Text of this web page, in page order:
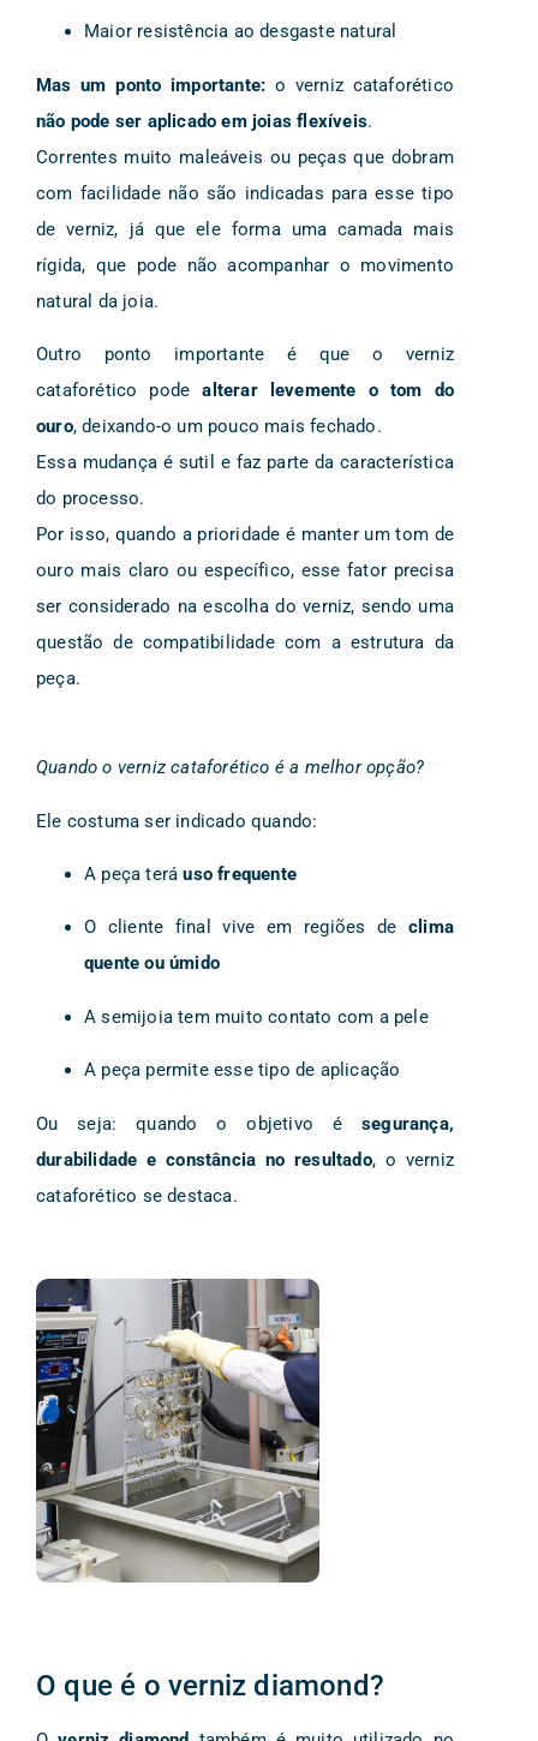
Maior resistência ao desgaste natural
Mas um ponto importante: o verniz cataforético
não pode ser aplicado em joias flexíveis.
Correntes muito maleáveis ou peças que dobram
com facilidade não são indicadas para esse tipo
de verniz, já que ele forma uma camada mais
rígida, que pode não acompanhar o movimento
natural da joia.
Outro ponto importante é que o verniz
cataforético podealterar levemente o tom do
ouro, deixando-o um pouco mais fechado.
Essa mudança é sutil e faz parte da característica
do processo.
Por isso, quando a prioridade é manter um tom de
ouro mais claro ou específico, esse fator precisa
ser considerado na escolha do verniz, sendo uma
questão de compatibilidade com a estrutura da
peça.
Quando o verniz cataforético é a melhor opção?
Ele costuma ser indicado quando:
A peça teráuso frequente
O cliente final vive em regiões de clima
quente ou úmido
A semijoia tem muito contato com a pele
A peça permite esse tipo de aplicação
Ou seja: quando o objetivo é segurança,
durabilidade e constância no resultado, o verniz
cataforético se destaca.
O que é o verniz diamond?